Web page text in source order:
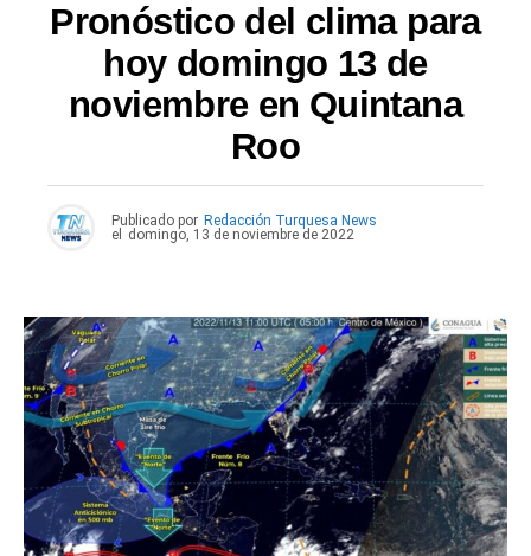
Pronóstico del clima para
hoy domingo 13 de
noviembre en Quintana
Roo
Publicado por Redacción Turquesa News
el
domingo, 13 de noviembre de 2022